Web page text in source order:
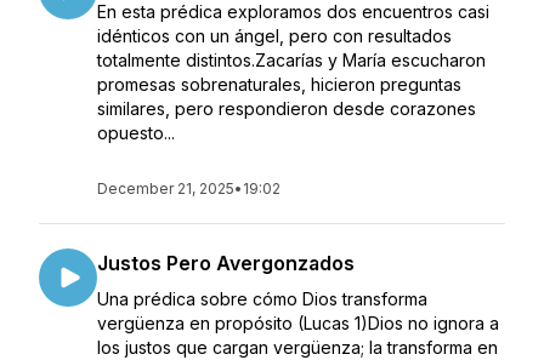
En esta prédica exploramos dos encuentros casi
idénticos con un ángel, pero con resultados
totalmente distintos.Zacarías y María escucharon
promesas sobrenaturales, hicieron preguntas
similares, pero respondieron desde corazones
opuesto...
December 21, 2025• 19:02
Justos Pero Avergonzados
Una prédica sobre cómo Dios transforma
vergüenza en propósito (Lucas 1)Dios no ignora a
los justos que cargan vergüenza; la transforma en